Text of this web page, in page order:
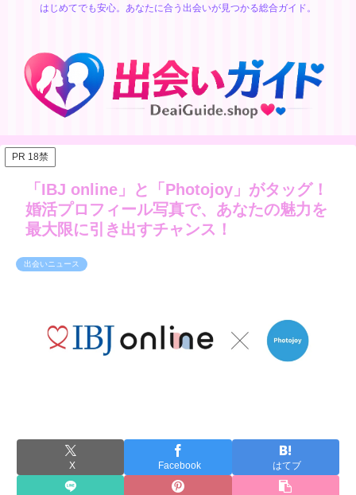
はじめてでも安心。あなたに合う出会いが見つかる総合ガイド。
PR 18禁
「IBJ online」と「Photojoy」がタッグ！
婚活プロフィール写真で、あなたの魅力を
最大限に引き出すチャンス！
出会いニュース
X Facebook はてブ